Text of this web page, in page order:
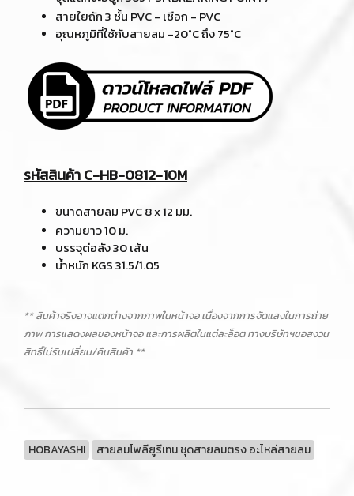
สายใยถัก 3 ชั้น PVC - เชือก - PVC
อุณหภูมิที่ใช้กับสายลม -20°C ถึง 75°C
รหัสสินค้า C-HB-0812-10M
ขนาดสายลม PVC 8 x 12 มม.
ความยาว 10 ม.
บรรจุต่อลัง 30 เส้น
น้ำหนัก KGS 31.5/1.05
** สินค้าจริงอาจแตกต่างจากภาพในหน้าจอ เนื่องจากการจัดแสงในการถ่าย
ภาพ การแสดงผลของหน้าจอ และการผลิตในแต่ละล็อต ทางบริษัทฯขอสงวน
สิทธิ์ไม่รับเปลี่ยน/คืนสินค้า **
HOBAYASHI สายลมโพลียูรีเทน ชุดสายลมตรง อะไหล่สายลม